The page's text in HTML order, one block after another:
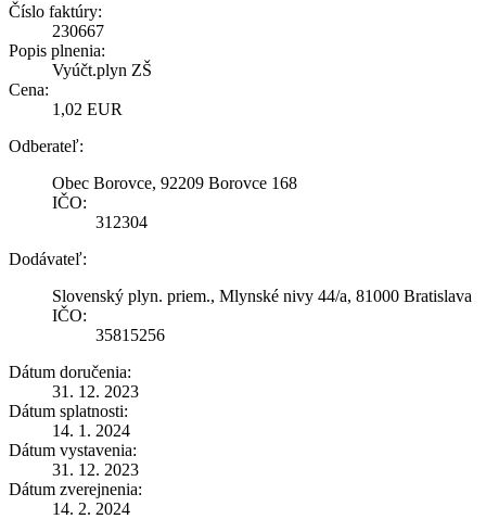
Číslo faktúry:
230667
Popis plnenia:
Vyúčt.plyn ZŠ
Cena:
1,02 EUR
Odberateľ:
Obec Borovce, 92209 Borovce 168
IČO:
312304
Dodávateľ:
Slovenský plyn. priem., Mlynské nivy 44/a, 81000 Bratislava
IČO:
35815256
Dátum doručenia:
31. 12. 2023
Dátum splatnosti:
14. 1. 2024
Dátum vystavenia:
31. 12. 2023
Dátum zverejnenia:
14. 2. 2024